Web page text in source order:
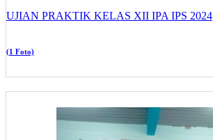
UJIAN PRAKTIK KELAS XII IPA IPS 2024
(1 Foto)